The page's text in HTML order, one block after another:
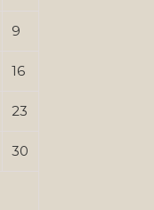
9
16
23
30